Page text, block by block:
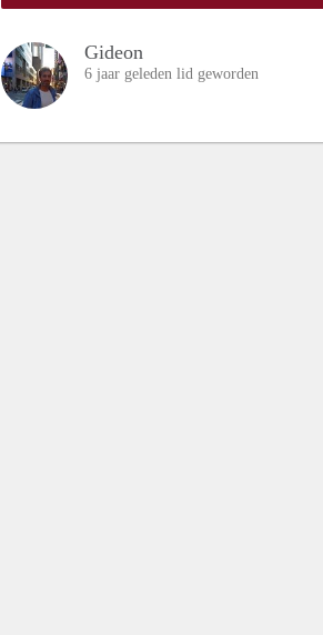
Gideon
6 jaar geleden lid geworden